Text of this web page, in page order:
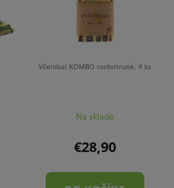
Včelobal KOMBO rozkvitnuté, 4 ks
Na sklade
€28,90